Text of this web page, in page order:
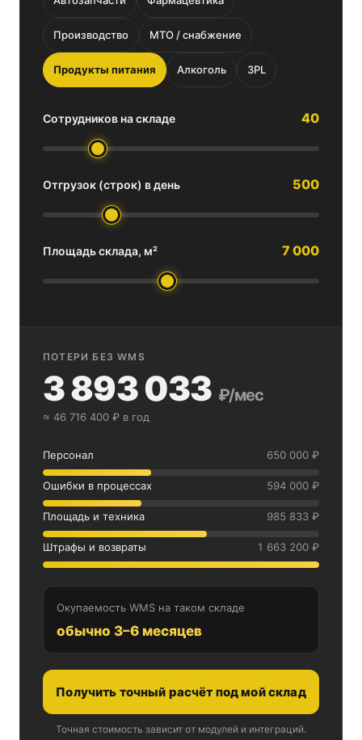
Производство МТО / снабжение
Продукты питания Алкоголь 3PL
Сотрудников на складе 40
Отгрузок (строк) в день 500
Площадь склада, м² 7 000
ПОТЕРИ БЕЗ WMS
3 893 033 ₽/мес
≈ 46 716 400 ₽ в год
Персонал 650 000 ₽
Ошибки в процессах 594 000 ₽
Площадь и техника 985 833 ₽
Штрафы и возвраты 1 663 200 ₽
Окупаемость WMS на таком складе
обычно 3–6 месяцев
Получить точный расчёт под мой склад
Точная стоимость зависит от модулей и интеграций.